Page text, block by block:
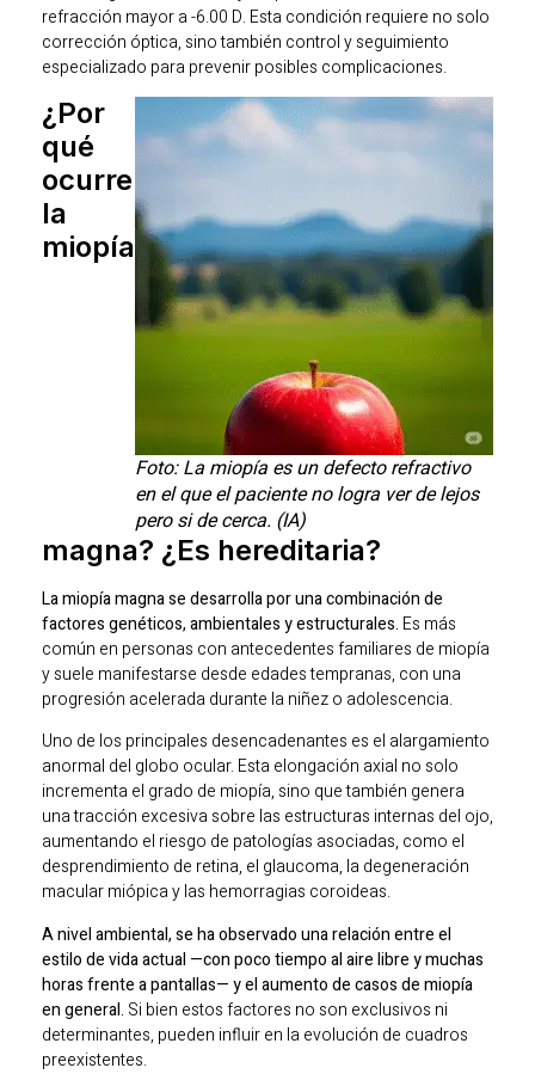
refracción mayor a -6.00 D. Esta condición requiere no solo
corrección óptica, sino también control y seguimiento
especializado para prevenir posibles complicaciones.
Foto: La miopía es un defecto refractivo
en el que el paciente no logra ver de lejos
pero si de cerca. (IA)
¿Por
qué
ocurre
la
miopía
magna? ¿Es hereditaria?
La miopía magna se desarrolla por una combinación de
factores genéticos, ambientales y estructurales. Es más
común en personas con antecedentes familiares de miopía
y suele manifestarse desde edades tempranas, con una
progresión acelerada durante la niñez o adolescencia.
Uno de los principales desencadenantes es el alargamiento
anormal del globo ocular. Esta elongación axial no solo
incrementa el grado de miopía, sino que también genera
una tracción excesiva sobre las estructuras internas del ojo,
aumentando el riesgo de patologías asociadas, como el
desprendimiento de retina, el glaucoma, la degeneración
macular miópica y las hemorragias coroideas.
A nivel ambiental, se ha observado una relación entre el
estilo de vida actual —con poco tiempo al aire libre y muchas
horas frente a pantallas— y el aumento de casos de miopía
en general. Si bien estos factores no son exclusivos ni
determinantes, pueden influir en la evolución de cuadros
preexistentes.